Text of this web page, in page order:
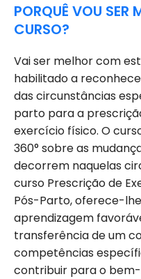
PORQUÊ VOU SER
CURSO?
Vai ser melhor com
habilitado a
das circunstâncias
parto para a
exercício físico. O
360° sobre as
decorrem naquelas
curso Prescrição de
Pós-Parto, oferece-
aprendizagem
transferência de um
competências
contribuir para o